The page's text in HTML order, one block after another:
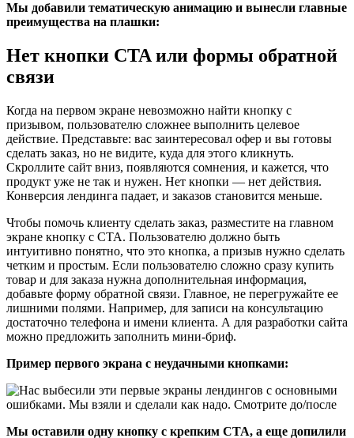
Мы добавили тематическую анимацию и вынесли главные
преимущества на плашки:
Нет кнопки CTA или формы обратной
связи
Когда на первом экране невозможно найти кнопку с
призывом, пользователю сложнее выполнить целевое
действие. Представьте: вас заинтересовал офер и вы готовы
сделать заказ, но не видите, куда для этого кликнуть.
Скроллите сайт вниз, появляются сомнения, и кажется, что
продукт уже не так и нужен. Нет кнопки — нет действия.
Конверсия лендинга падает, и заказов становится меньше.
Чтобы помочь клиенту сделать заказ, разместите на главном
экране кнопку с CTA. Пользователю должно быть
интуитивно понятно, что это кнопка, а призыв нужно сделать
четким и простым. Если пользователю сложно сразу купить
товар и для заказа нужна дополнительная информация,
добавьте форму обратной связи. Главное, не перегружайте ее
лишними полями. Например, для записи на консультацию
достаточно телефона и имени клиента. А для разработки сайта
можно предложить заполнить мини-бриф.
Пример первого экрана с неудачными кнопками:
Мы оставили одну кнопку с крепким CTA, а еще допилили